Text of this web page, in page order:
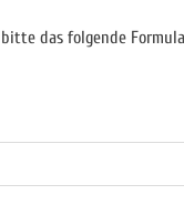
das folgende